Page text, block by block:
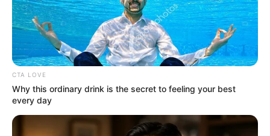
Εργατοϋπαλλήλων Μετάλλου Εύβοια, νέο
CTA LOVE
Why this ordinary drink is the secret to feeling your best
every day